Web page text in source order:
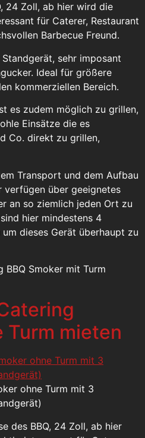
24 Zoll, ab hier wird die
für Caterer, Restaurant
Barbecue Freund.
sehr imposant
Ideal für größere
kommerziellen Bereich.
es zudem möglich zu grillen,
Einsätze die es
Co. direkt zu grillen,
Transport und dem Aufbau
verfügen über geeignetes
an so ziemlich jeden Ort zu
hier mindestens 4
dieses Gerät überhaupt zu
Smoker mit Turm
Turm mieten
ohne Turm mit 3
des BBQ, 24 Zoll, ab hier